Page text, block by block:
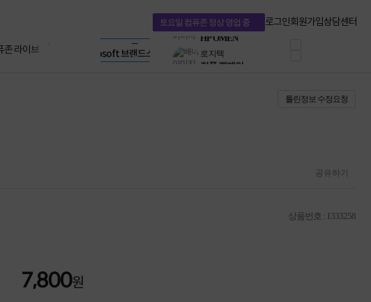
토요일 컴퓨존 정상 영업 중 로그인회원가입상담센터
존 라이브
LG gram & 브랜드스토어
Microsoft 브랜드스토어
Dell 구매 찬스
프로 에센셜
타협 없는 게이밍
HP OMEN
틀린정보 수정요청
공유하기
상품번호 : 1333258
7,800원